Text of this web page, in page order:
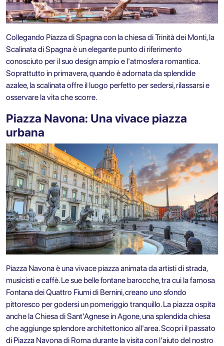
Collegando Piazza di Spagna con la chiesa di Trinità dei Monti, la
Scalinata di Spagna è un elegante punto di riferimento
conosciuto per il suo design ampio e l'atmosfera romantica.
Soprattutto in primavera, quando è adornata da splendide
azalee, la scalinata offre il luogo perfetto per sedersi, rilassarsi e
osservare la vita che scorre.
Piazza Navona: Una vivace piazza
urbana
Piazza Navona è una vivace piazza animata da artisti di strada,
musicisti e caffè. Le sue belle fontane barocche, tra cui la famosa
Fontana dei Quattro Fiumi di Bernini, creano uno sfondo
pittoresco per godersi un pomeriggio tranquillo. La piazza ospita
anche la Chiesa di Sant'Agnese in Agone, una splendida chiesa
che aggiunge splendore architettonico all'area. Scopri il passato
di Piazza Navona di Roma durante la visita con l'aiuto del nostro